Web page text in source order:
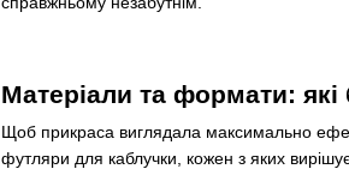
Матеріали та формати:
Щоб прикраса виглядала максимально
футляри для каблучки, кожен з яких вирішує